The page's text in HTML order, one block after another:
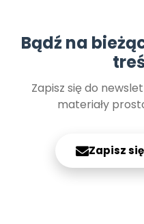
Bądź na
Zapisz się do
materiały
Zapisz